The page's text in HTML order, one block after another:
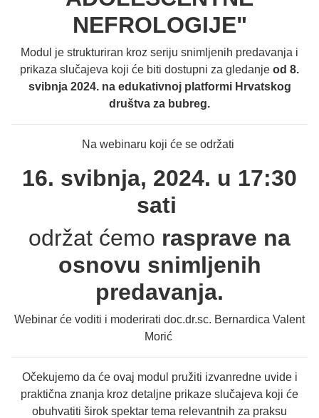
NEFROLOGIJE"
Modul je strukturiran kroz seriju snimljenih predavanja i
prikaza slučajeva koji će biti dostupni za gledanje od 8.
svibnja 2024. na edukativnoj platformi Hrvatskog
društva za bubreg.
Na webinaru koji će se održati
16. svibnja, 2024. u 17:30
sati
održat ćemo rasprave na
osnovu snimljenih
predavanja.
Webinar će voditi i moderirati doc.dr.sc. Bernardica Valent
Morić
Očekujemo da će ovaj modul pružiti izvanredne uvide i
praktična znanja kroz detaljne prikaze slučajeva koji će
obuhvatiti širok spektar tema relevantnih za praksu